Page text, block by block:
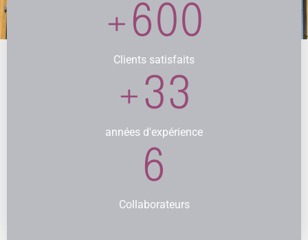
Clients satisfaits
+600
années d'expérience
+33
Collaborateurs
6